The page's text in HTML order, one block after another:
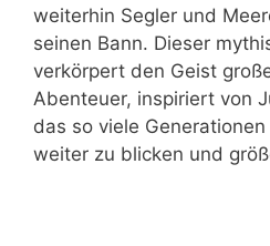
weiterhin Segler und
seinen Bann. Dieser
verkörpert den Geist
Abenteuer, inspiriert von
das so viele
weiter zu blicken und